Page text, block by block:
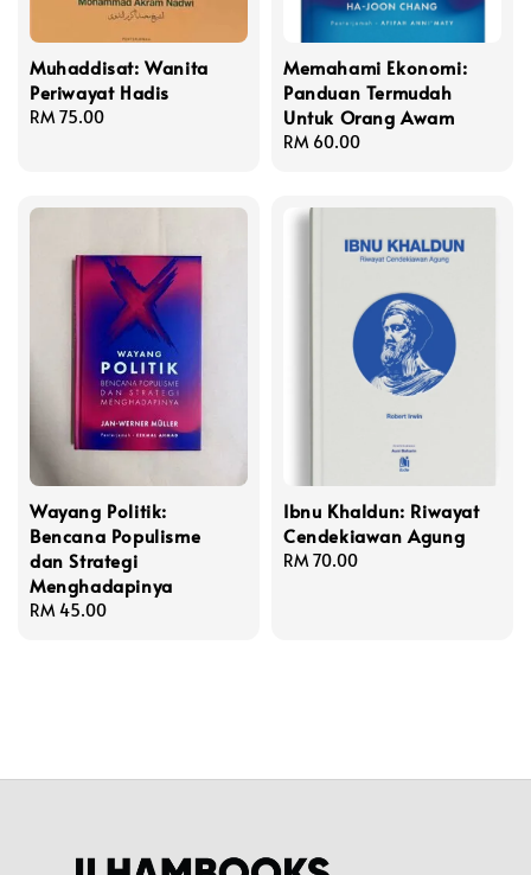
Muhaddisat: Wanita
Periwayat Hadis
Regular
RM 75.00
Memahami Ekonomi:
Panduan Termudah
Untuk Orang Awam
Regular
RM 60.00
Wayang Politik:
Bencana Populisme
dan Strategi
Menghadapinya
Regular
RM 45.00
Ibnu Khaldun: Riwayat
Cendekiawan Agung
Regular
RM 70.00